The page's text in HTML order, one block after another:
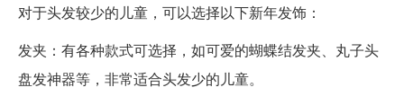
对于头发较少的儿童，可以选择以下新年发饰：
发夹：有各种款式可选择，如可爱的蝴蝶结发夹、丸子头
盘发神器等，非常适合头发少的儿童。